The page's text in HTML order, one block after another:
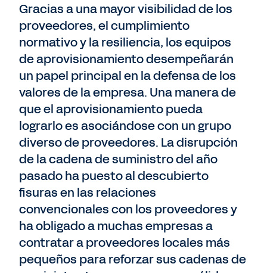
Gracias a una mayor visibilidad de los
proveedores, el cumplimiento
normativo y la resiliencia, los equipos
de aprovisionamiento desempeñarán
un papel principal en la defensa de los
valores de la empresa. Una manera de
que el aprovisionamiento pueda
lograrlo es asociándose con un grupo
diverso de proveedores. La disrupción
de la cadena de suministro del año
pasado ha puesto al descubierto
fisuras en las relaciones
convencionales con los proveedores y
ha obligado a muchas empresas a
contratar a proveedores locales más
pequeños para reforzar sus cadenas de